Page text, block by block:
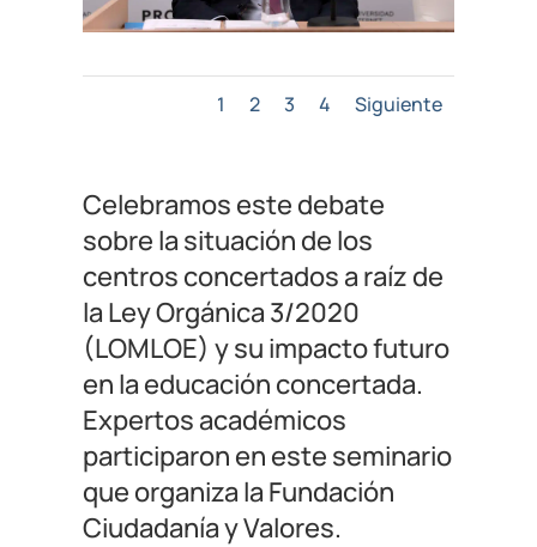
1 2 3 4 Siguiente
Celebramos este debate
sobre la situación de los
centros concertados a raíz de
la Ley Orgánica 3/2020
(LOMLOE) y su impacto futuro
en la educación concertada.
Expertos académicos
participaron en este seminario
que organiza la Fundación
Ciudadanía y Valores.